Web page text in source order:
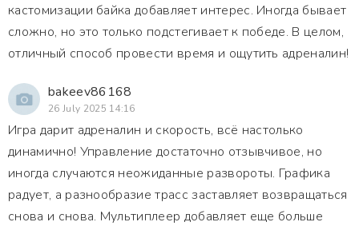
кастомизации байка добавляет интерес. Иногда бывает
сложно, но это только подстегивает к победе. В целом,
отличный способ провести время и ощутить адреналин!
bakeev86168
26 July 2025 14:16
Игра дарит адреналин и скорость, всё настолько
динамично! Управление достаточно отзывчивое, но
иногда случаются неожиданные развороты. Графика
радует, а разнообразие трасс заставляет возвращаться
снова и снова. Мультиплеер добавляет еще больше